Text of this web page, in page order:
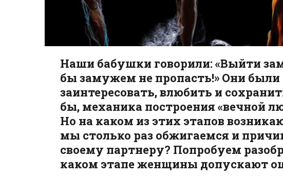
Наши бабушки говорили: «Выйти
бы замужем не пропасть!» Они
заинтересовать, влюбить и
бы, механика построения «вечной
Но на каком из этих этапов
мы столько раз обжигаемся и
своему партнеру? Попробуем
каком этапе женщины допускают